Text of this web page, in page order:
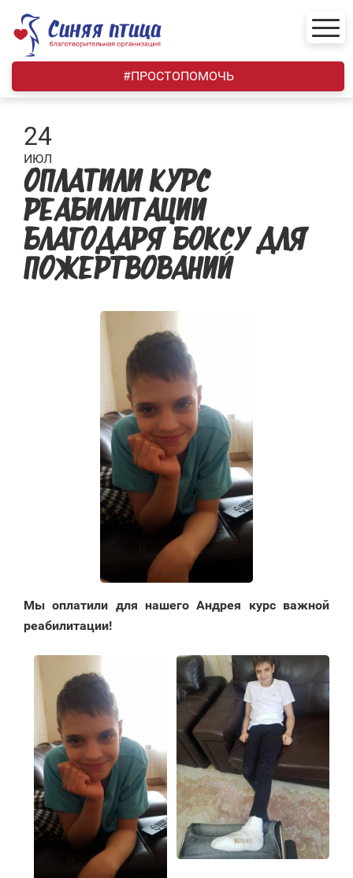
content
#ПРОСТОПОМОЧЬ
24
ИЮЛ
ОПЛАТИЛИ КУРС
РЕАБИЛИТАЦИИ
БЛАГОДАРЯ БОКСУ ДЛЯ
ПОЖЕРТВОВАНИЙ
Мы оплатили для нашего Андрея курс важной
реабилитации!